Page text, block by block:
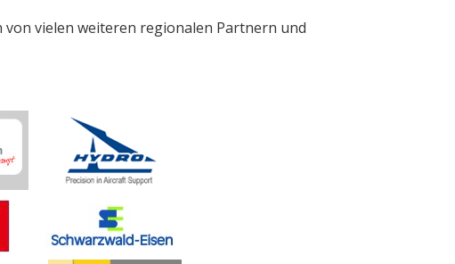
vielen weiteren regionalen Partnern und